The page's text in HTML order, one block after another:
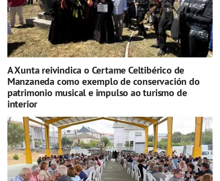
A Xunta reivindica o Certame Celtibérico de
Manzaneda como exemplo de conservación do
patrimonio musical e impulso ao turismo de
interior